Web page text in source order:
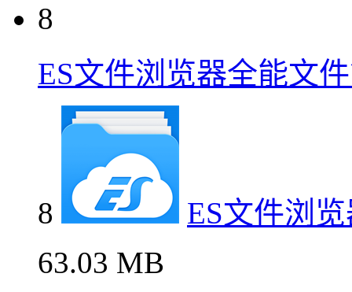
8
ES文件浏览器全能文
8
ES文件浏
63.03 MB